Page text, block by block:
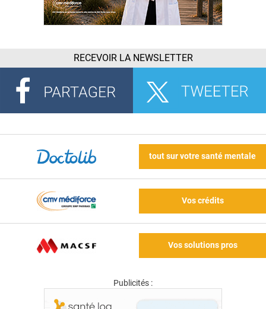
RECEVOIR LA NEWSLETTER
tout sur votre santé mentale
Vos crédits
Vos solutions pros
Publicités :